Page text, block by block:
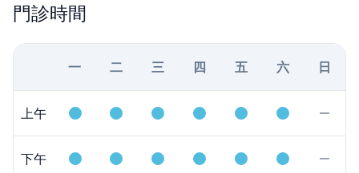
門診時間
一 二 三 四 五 六 日
上午
下午